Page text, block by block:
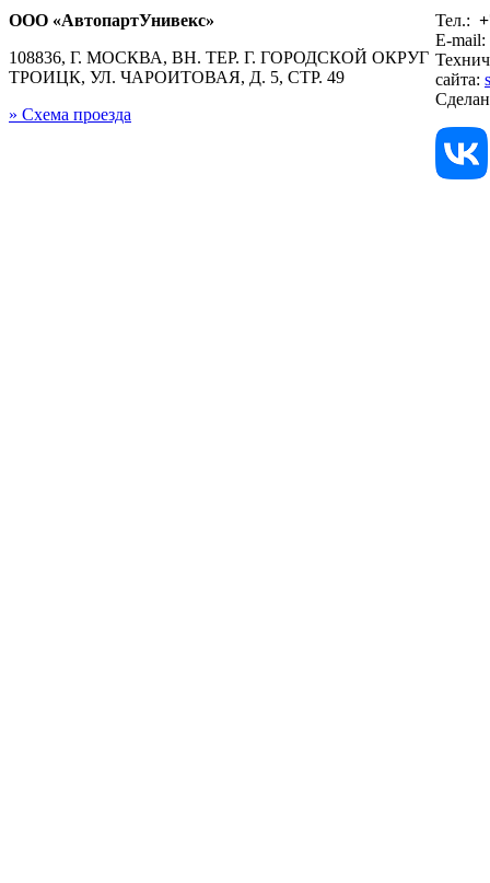
ООО «АвтопартУнивекс»
108836, Г. МОСКВА, ВН. ТЕР. Г. ГОРОДСКОЙ ОКРУГ
ТРОИЦК, УЛ. ЧАРОИТОВАЯ, Д. 5, СТР. 49
» Схема проезда
Тел.:
E-mail:
сайта: